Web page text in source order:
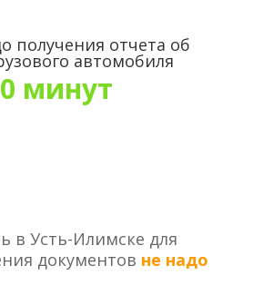
получения отчета об
автомобиля
минут
в Усть-Илимске для
документов не надо